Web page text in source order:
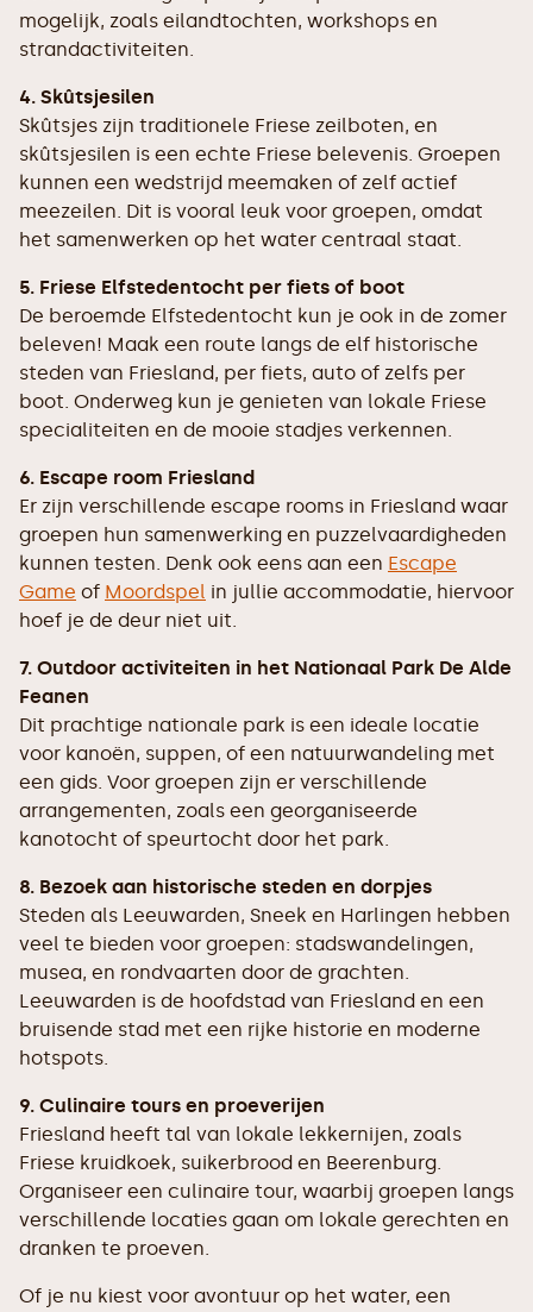
mogelijk, zoals eilandtochten, workshops en
strandactiviteiten.
4. Skûtsjesilen
Skûtsjes zijn traditionele Friese zeilboten, en
skûtsjesilen is een echte Friese belevenis. Groepen
kunnen een wedstrijd meemaken of zelf actief
meezeilen. Dit is vooral leuk voor groepen, omdat
het samenwerken op het water centraal staat.
5. Friese Elfstedentocht per fiets of boot
De beroemde Elfstedentocht kun je ook in de zomer
beleven! Maak een route langs de elf historische
steden van Friesland, per fiets, auto of zelfs per
boot. Onderweg kun je genieten van lokale Friese
specialiteiten en de mooie stadjes verkennen.
6. Escape room Friesland
Er zijn verschillende escape rooms in Friesland waar
groepen hun samenwerking en puzzelvaardigheden
kunnen testen. Denk ook eens aan een Escape
Game of Moordspel in jullie accommodatie, hiervoor
hoef je de deur niet uit.
7. Outdoor activiteiten in het Nationaal Park De Alde
Feanen
Dit prachtige nationale park is een ideale locatie
voor kanoën, suppen, of een natuurwandeling met
een gids. Voor groepen zijn er verschillende
arrangementen, zoals een georganiseerde
kanotocht of speurtocht door het park.
8. Bezoek aan historische steden en dorpjes
Steden als Leeuwarden, Sneek en Harlingen hebben
veel te bieden voor groepen: stadswandelingen,
musea, en rondvaarten door de grachten.
Leeuwarden is de hoofdstad van Friesland en een
bruisende stad met een rijke historie en moderne
hotspots.
9. Culinaire tours en proeverijen
Friesland heeft tal van lokale lekkernijen, zoals
Friese kruidkoek, suikerbrood en Beerenburg.
Organiseer een culinaire tour, waarbij groepen langs
verschillende locaties gaan om lokale gerechten en
dranken te proeven.
Of je nu kiest voor avontuur op het water, een